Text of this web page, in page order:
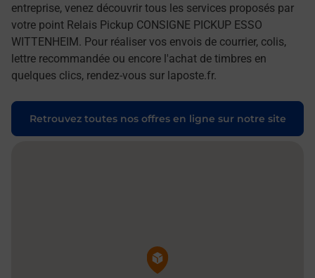
entreprise, venez découvrir tous les services proposés par
votre point Relais Pickup CONSIGNE PICKUP ESSO
WITTENHEIM. Pour réaliser vos envois de courrier, colis,
lettre recommandée ou encore l'achat de timbres en
quelques clics, rendez-vous sur laposte.fr.
Retrouvez toutes nos offres en ligne sur notre site
Pin de la carte